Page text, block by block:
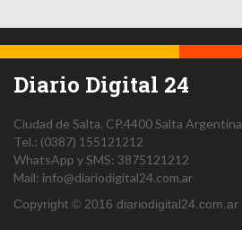
Diario Digital 24
Ciudad de Salta. CP.4400Salta Argentina
Tel.: (0387) 155121212
WhatsApp y SMS: 3875121212
Mail: info@diariodigital24.com.ar
Copyright © 2016 diariodigital24.com.ar